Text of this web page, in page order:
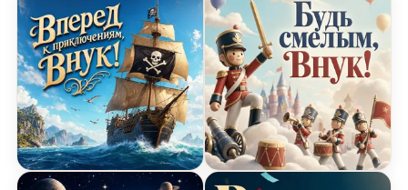
Открытка с Днем Рождения с пиратским
Открытка с Днем